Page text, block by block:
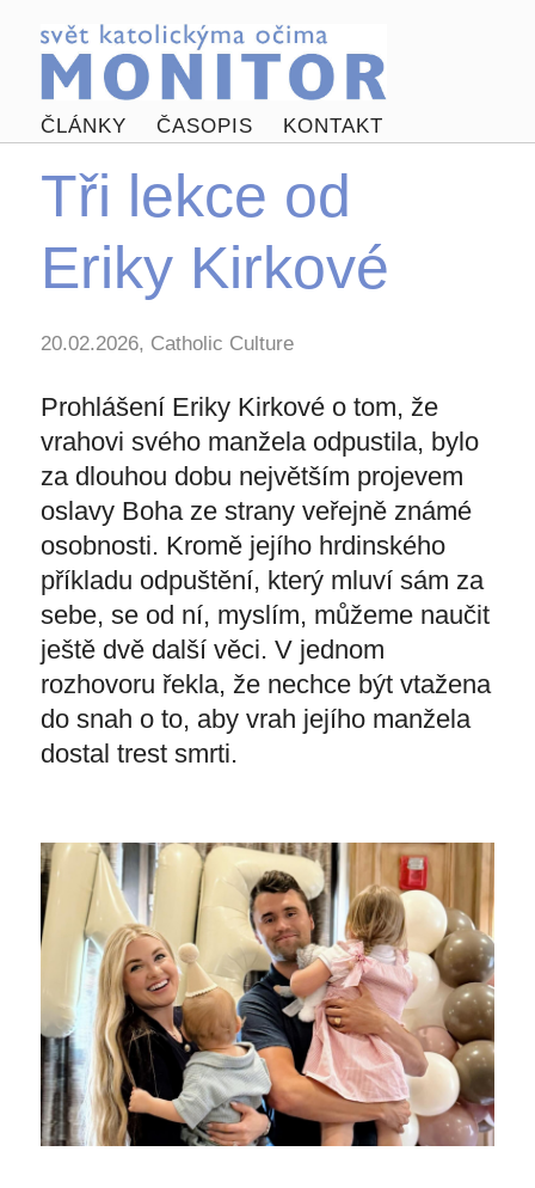
ČLÁNKY ČASOPIS KONTAKT
Tři lekce od
Eriky Kirkové
20.02.2026, Catholic Culture
Prohlášení Eriky Kirkové o tom, že
vrahovi svého manžela odpustila, bylo
za dlouhou dobu největším projevem
oslavy Boha ze strany veřejně známé
osobnosti. Kromě jejího hrdinského
příkladu odpuštění, který mluví sám za
sebe, se od ní, myslím, můžeme naučit
ještě dvě další věci. V jednom
rozhovoru řekla, že nechce být vtažena
do snah o to, aby vrah jejího manžela
dostal trest smrti.